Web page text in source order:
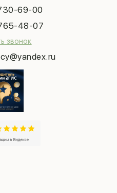
69-00
48-07
звонок